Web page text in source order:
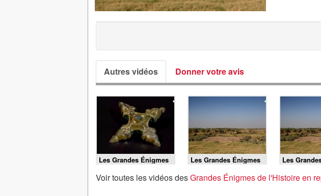
Autres vidéos Donner votre avis
Les Grandes Énigmes
de l'Histoire - L'énigme
de la tombe Viking
Les Grandes Énigmes
de l'Histoire -
Toutankhamon, la
chambre secrète
Les
de
légende de
lance
Voir toutes les vidéos desGrandes Énigmes de l'Histoire en